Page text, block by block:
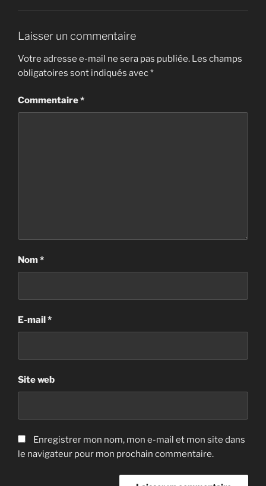
Laisser un commentaire
Votre adresse e-mail ne sera pas publiée. Les champs
obligatoires sont indiqués avec*
Commentaire*
Nom*
E-mail*
Site web
Enregistrer mon nom, mon e-mail et mon site dans
le navigateur pour mon prochain commentaire.